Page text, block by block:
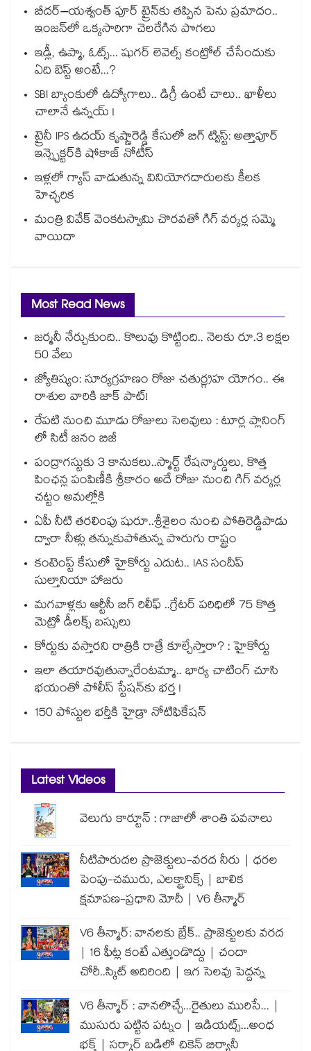
బీదర్–యశ్వంత్ పూర్ ట్రైన్‎కు తప్పిన పెను ప్రమాదం..
ఇంజన్‎లో ఒక్కసారిగా చెలరేగిన పొగలు
ఇడ్లీ, ఉప్మా, ఓట్స్... షుగర్ లెవెల్స్ కంట్రోల్ చేసేందుకు
ఏది బెస్ట్ అంటే...?
SBI బ్యాంకులో ఉద్యోగాలు.. డిగ్రీ ఉంటే చాలు.. ఖాళీలు
చాలానే ఉన్నయ్ !
ట్రైనీ IPS ఉదయ్ కృష్ణారెడ్డి కేసులో బిగ్ ట్విస్ట్: అత్తాపూర్
ఇన్స్పెక్టర్‎కి షోకాజ్ నోటీస్
ఇళ్లలో గ్యాస్ వాడుతున్న వినియోగదారులకు కీలక
హెచ్చరిక
మంత్రి వివేక్ వెంకటస్వామి చొరవతో గిగ్ వర్కర్ల సమ్మె
వాయిదా
Most Read News
జర్మనీ నేర్చుకుంది.. కొలువు కొట్టింది.. నెలకు రూ.3 లక్షల
50 వేలు
జ్యోతిష్యం: సూర్యగ్రహణం రోజు చతుర్గ్రహ యోగం.. ఈ
రాశుల వారికి జాక్ పాట్!
రేపటి నుంచి మూడు రోజులు సెలవులు : టూర్ల ప్లానింగ్
లో సిటీ జనం బిజీ
పంద్రాగస్టుకు 3 కానుకలు..స్మార్ట్ రేషన్కార్డులు, కొత్త
పింఛన్ల పంపిణీకి శ్రీకారం అదే రోజు నుంచి గిగ్ వర్కర్ల
చట్టం అమల్లోకి
ఏపీ నీటి తరలింపు షురూ..శ్రీశైలం నుంచి పోతిరెడ్డిపాడు
ద్వారా నీళ్లు తన్నుకుపోతున్న పొరుగు రాష్ట్రం
కంటెంప్ట్ కేసులో హైకోర్టు ఎదుట.. IAS సందీప్
సుల్తానియా హాజరు
మగవాళ్లకు ఆర్టీసీ బిగ్ రిలీఫ్ ..గ్రేటర్ పరిధిలో 75 కొత్త
మెట్రో డీలక్స్ బస్సులు
కోర్టుకు వస్తారని రాత్రికి రాత్రే కూల్చేస్తారా? : హైకోర్టు
ఇలా తయారవుతున్నారేంటమ్మా.. భార్య చాటింగ్ చూసి
భయంతో పోలీస్ స్టేషన్⁫కు భర్త !
150 పోస్టుల భర్తీకి హైడ్రా నోటిఫికేషన్
Latest Videos
వెలుగు కార్టూన్ : గాజాలో శాంతి పవనాలు
నీటిపారుదల ప్రాజెక్టులు-వరద నీరు | ధరల
పెంపు-చమురు, ఎలక్ట్రానిక్స్ | బాలిక
క్షమాపణ-ప్రధాని మోదీ | V6 తీన్మార్
V6 తీన్మార్: వానలకు బ్రేక్.. ప్రాజెక్టులకు వరద
| 16 ఫీట్ల కంటే ఎత్తుండొద్దు | చందా
చోరీ..స్కిట్ అదిరింది | ఇగ సెలవు పెద్దన్న
V6 తీన్మార్ : వానలొచ్చే...రైతులు మురిసే... |
ముసురు పట్టిన పట్నం | ఇడియట్స్...అంధ
భక్త్ | సర్కార్ బడిలో చికెన్ బిర్యానీ